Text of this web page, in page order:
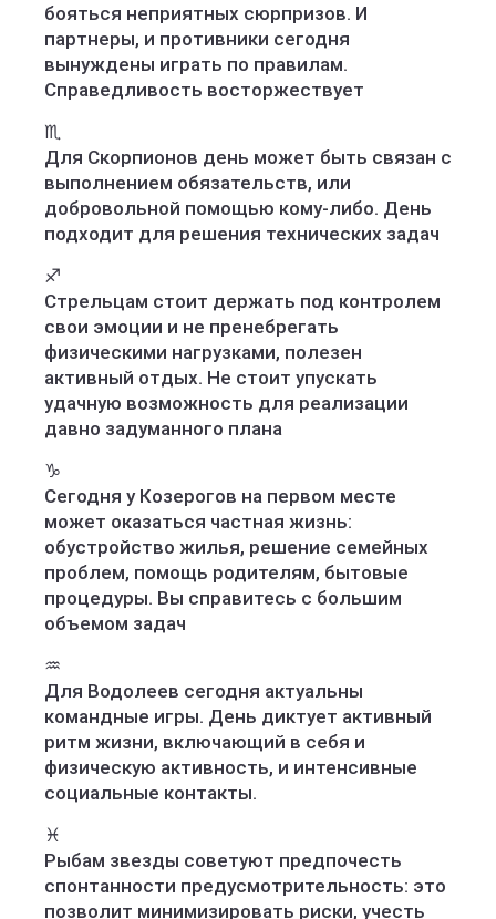
бояться неприятных сюрпризов. И
партнеры, и противники сегодня
вынуждены играть по правилам.
Справедливость восторжествует
♏️
Для Скорпионов день может быть связан с
выполнением обязательств, или
добровольной помощью кому-либо. День
подходит для решения технических задач
♐️
Стрельцам стоит держать под контролем
свои эмоции и не пренебрегать
физическими нагрузками, полезен
активный отдых. Не стоит упускать
удачную возможность для реализации
давно задуманного плана
♑️
Сегодня у Козерогов на первом месте
может оказаться частная жизнь:
обустройство жилья, решение семейных
проблем, помощь родителям, бытовые
процедуры. Вы справитесь с большим
объемом задач
♒️
Для Водолеев сегодня актуальны
командные игры. День диктует активный
ритм жизни, включающий в себя и
физическую активность, и интенсивные
социальные контакты.
♓️
Рыбам звезды советуют предпочесть
спонтанности предусмотрительность: это
позволит минимизировать риски, учесть